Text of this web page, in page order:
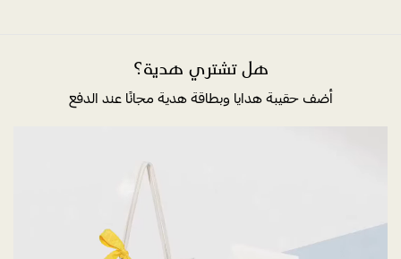
هل تشتري هدية؟
أضف حقيبة هدايا وبطاقة هدية مجانًا عند الدفع